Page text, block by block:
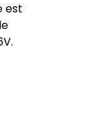
est